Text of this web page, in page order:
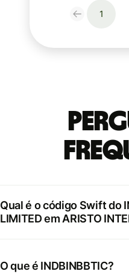
1
Qual é o código Swift do
LIMITED em ARISTO
O que é INDBINBBTIC?